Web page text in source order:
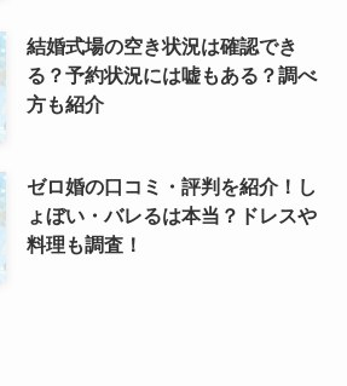
結婚式場の空き状況は確認でき
る？予約状況には嘘もある？調べ
方も紹介
ゼロ婚の口コミ・評判を紹介！し
ょぼい・バレるは本当？ドレスや
料理も調査！